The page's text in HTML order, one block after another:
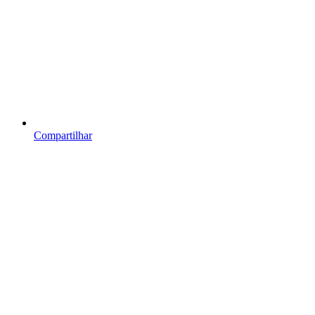
Compartilhar